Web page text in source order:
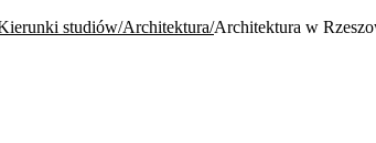
studiów Architektura Architektura w